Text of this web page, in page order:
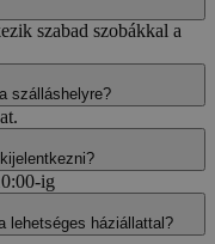
szabad szobákkal a
szálláshelyre?
ig
lehetséges háziállattal?